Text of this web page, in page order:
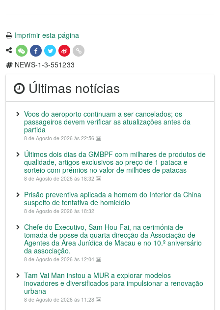
Imprimir esta página
NEWS-1-3-551233
Últimas notícias
Voos do aeroporto continuam a ser cancelados; os
passageiros devem verificar as atualizações antes da
partida
8 de Agosto de 2026 às 22:56
Últimos dois dias da GMBPF com milhares de produtos de
qualidade, artigos exclusivos ao preço de 1 pataca e
sorteio com prémios no valor de milhões de patacas
8 de Agosto de 2026 às 18:32
Prisão preventiva aplicada a homem do Interior da China
suspeito de tentativa de homicídio
8 de Agosto de 2026 às 18:32
Chefe do Executivo, Sam Hou Fai, na cerimónia de
tomada de posse da quarta direcção da Associação de
Agentes da Área Jurídica de Macau e no 10.º aniversário
da associação.
8 de Agosto de 2026 às 12:04
Tam Vai Man instou a MUR a explorar modelos
inovadores e diversificados para impulsionar a renovação
urbana
8 de Agosto de 2026 às 11:28